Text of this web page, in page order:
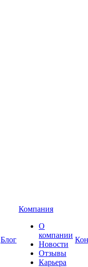
Блог
Компания
О
компании
Новости
Отзывы
Карьера